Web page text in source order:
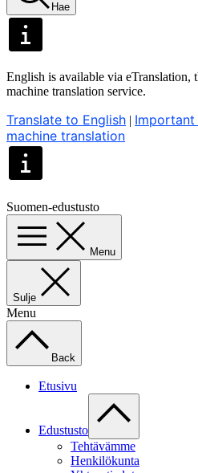
Hae
English is available via eTranslation,
machine translation service.
Translate to English |
machine translation
Suomen-edustusto
Menu
Sulje
Menu
Back
Etusivu
Edustusto
Tehtävämme
Henkilökunta